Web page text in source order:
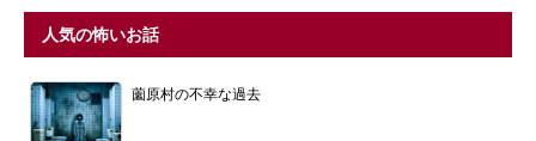
人気の怖いお話
薗原村の不幸な過去